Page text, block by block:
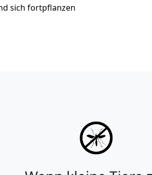
sich fortpflanzen